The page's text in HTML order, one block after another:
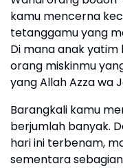
kamu mencerna
tetanggamu yang
Di mana anak
orang miskinmu
yang Allah Azza wa
Barangkali kamu
berjumlah banyak.
hari ini terbenam,
sementara